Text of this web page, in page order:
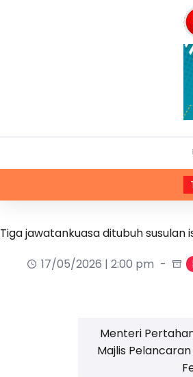
Tiga jawatankuasa ditubuh susulan
17/05/2026 | 2:00 pm
Menteri
Majlis